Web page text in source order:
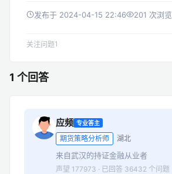
发布于 2024-04-15 22:46 201 次浏览
关注问题1
1 个回答
应频 专业答主
期货策略分析师 湖北
来自武汉的持证金融从业者
声望 177973 · 已回答 36432 个问题